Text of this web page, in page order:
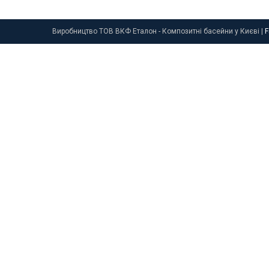
Виробництво ТОВ ВКФ Еталон - Композитні басейни у Києві